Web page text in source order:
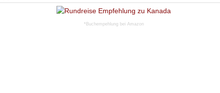
*Buchempehlung bei Amazon